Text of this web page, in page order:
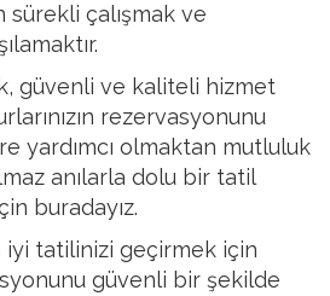
çalışmak ve
güvenli ve kaliteli hizmet
rezervasyonunu
yardımcı olmaktan mutluluk
anılarla dolu bir tatil
buradayız.
tatilinizi geçirmek için
güvenli bir şekilde